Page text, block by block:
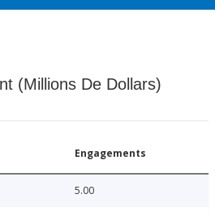
(Millions De Dollars)
Engagements
5.00